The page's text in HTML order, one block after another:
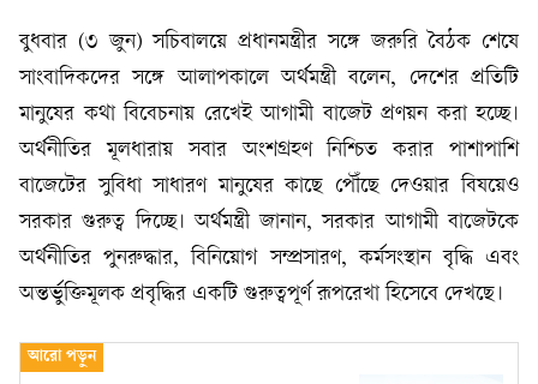
বুধবার (৩ জুন) সচিবালয়ে প্রধানমন্ত্রীর সঙ্গে জরুরি বৈঠক শেষে
সাংবাদিকদের সঙ্গে আলাপকালে অর্থমন্ত্রী বলেন, দেশের প্রতিটি
মানুষের কথা বিবেচনায় রেখেই আগামী বাজেট প্রণয়ন করা হচ্ছে।
অর্থনীতির মূলধারায় সবার অংশগ্রহণ নিশ্চিত করার পাশাপাশি
বাজেটের সুবিধা সাধারণ মানুষের কাছে পৌঁছে দেওয়ার বিষয়েও
সরকার গুরুত্ব দিচ্ছে। অর্থমন্ত্রী জানান, সরকার আগামী বাজেটকে
অর্থনীতির পুনরুদ্ধার, বিনিয়োগ সম্প্রসারণ, কর্মসংস্থান বৃদ্ধি এবং
অন্তর্ভুক্তিমূলক প্রবৃদ্ধির একটি গুরুত্বপূর্ণ রূপরেখা হিসেবে দেখছে।